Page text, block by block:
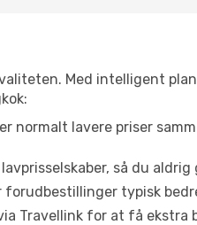
Med intelligent
normalt lavere priser
så du
typisk
Travellink for at få ekstra